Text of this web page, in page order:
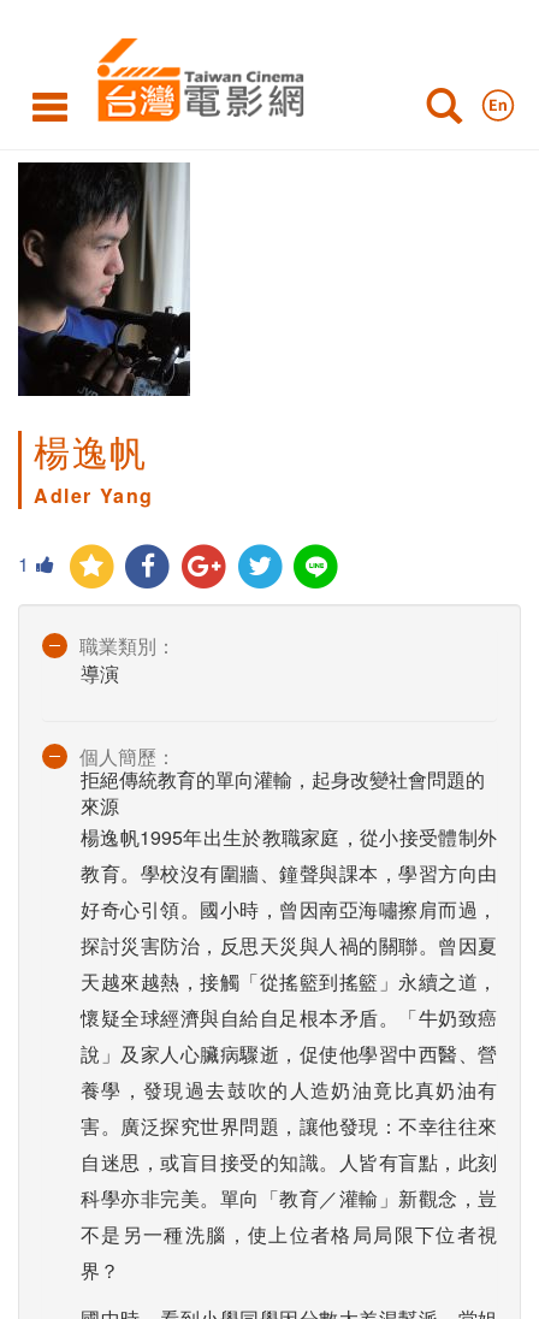
楊逸帆
Adler Yang
1
職業類別：
導演
個人簡歷：
拒絕傳統教育的單向灌輸，起身改變社會問題的
來源
楊逸帆1995年出生於教職家庭，從小接受體制外
教育。學校沒有圍牆、鐘聲與課本，學習方向由
好奇心引領。國小時，曾因南亞海嘯擦肩而過，
探討災害防治，反思天災與人禍的關聯。曾因夏
天越來越熱，接觸「從搖籃到搖籃」永續之道，
懷疑全球經濟與自給自足根本矛盾。「牛奶致癌
說」及家人心臟病驟逝，促使他學習中西醫、營
養學，發現過去鼓吹的人造奶油竟比真奶油有
害。廣泛探究世界問題，讓他發現：不幸往往來
自迷思，或盲目接受的知識。人皆有盲點，此刻
科學亦非完美。單向「教育／灌輸」新觀念，豈
不是另一種洗腦，使上位者格局局限下位者視
界？